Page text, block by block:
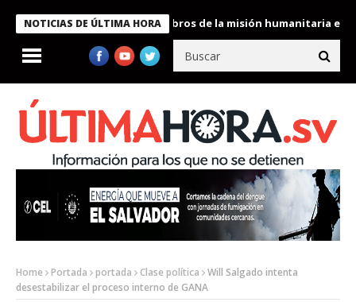
NOTICIAS DE ÚLTIMA HORA
Bukele condecora a miembros de la misión humanitaria
Home Portada portada Clase política
Will Salgado intenta
desestabilizar el proceso interno de GANA